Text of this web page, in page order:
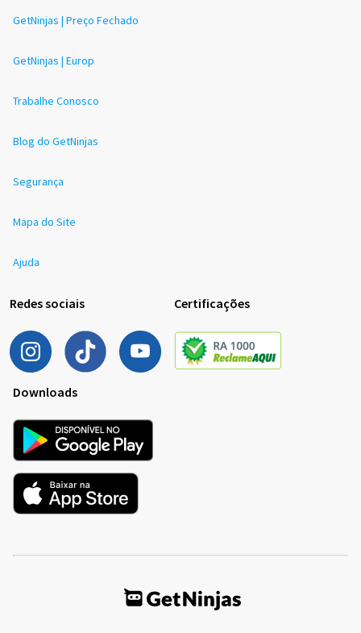
GetNinjas | Preço Fechado
GetNinjas | Europ
Trabalhe Conosco
Blog do GetNinjas
Segurança
Mapa do Site
Ajuda
Redes sociais Certificações
Downloads